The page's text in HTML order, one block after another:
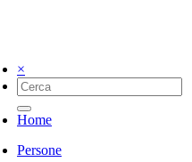
×
Home
Persone